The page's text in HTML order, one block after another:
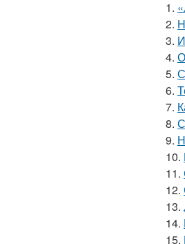
1.
2.
3.
4.
5.
6.
7.
8.
9.
10.
11.
12.
13.
14.
15.